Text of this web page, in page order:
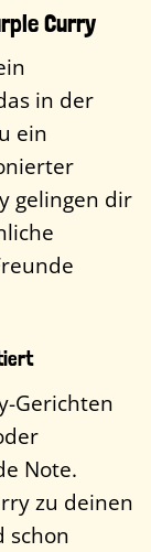
Curry
in der
ein
gelingen dir
Gerichten
Note.
zu deinen
schon